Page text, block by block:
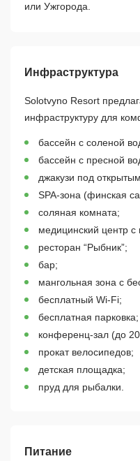
или Ужгорода.
Инфраструктура
Solotvyno Resort
инфраструктуру для
бассейн с соленой
бассейн с пресной
джакузи под
SPA-зона (финская
соляная комната;
медицинский центр
ресторан “Рыбник”;
бар;
мангольная зона с
бесплатный Wi-Fi;
бесплатная парковка;
конференц-зал (до
прокат велосипедов;
детская площадка;
пруд для рыбалки.
Питание